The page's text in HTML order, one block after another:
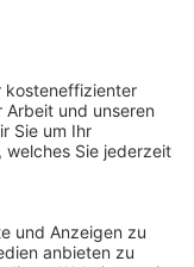
werden